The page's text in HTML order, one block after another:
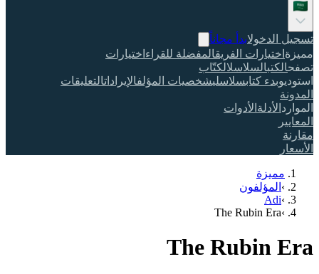
تسجيل الدخولابدأ مجاناً
مميزة اختيارات الفريقالمفضلة للقراء اختيارات
تصفحالكتبالسلاسلالكتّاب
استوديوبدء كتابسلاسليشخصيات المؤلفالإيراداتالتعليقات
المدونة
الموارد الأدلة الأدوات
المعايير
مقارنة
الأسعار
مميزة
› المؤلفون
›
Adi
›
The Rubin Era
The Rubin Era